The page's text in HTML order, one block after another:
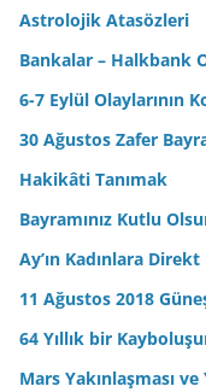
Astrolojik Atasözleri
Bankalar – Halkbank
6-7 Eylül Olaylarının
30 Ağustos Zafer
Hakikâti Tanımak
Bayramınız Kutlu
Ay’ın Kadınlara
11 Ağustos 2018
64 Yıllık bir
Mars Yakınlaşması